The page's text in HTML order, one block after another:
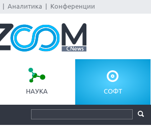
Аналитика Конференции
НАУКА СОФТ